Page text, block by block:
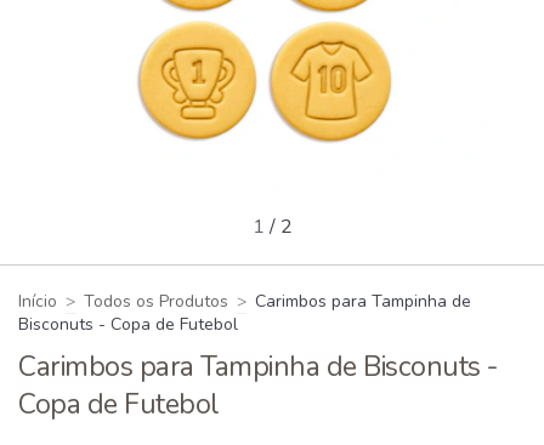
1 / 2
Início > Todos os Produtos > Carimbos para Tampinha de
Bisconuts - Copa de Futebol
Carimbos para Tampinha de Bisconuts -
Copa de Futebol